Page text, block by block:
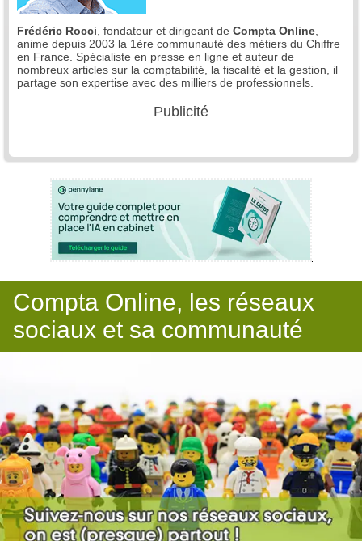
Frédéric Rocci , fondateur et dirigeant de Compta Online
anime depuis 2003 la 1ère communauté des métiers du Chiffre
en France. Spécialiste en presse en ligne et auteur de
nombreux articles sur la comptabilité, la fiscalité et la gestion, il
partage son expertise avec des milliers de professionnels.
Publicité
Compta Online, les réseaux
sociaux et sa communauté